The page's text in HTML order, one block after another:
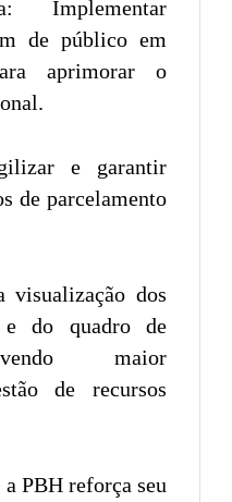
Implementar
de público em
aprimorar o
e garantir
de parcelamento
visualização dos
e do quadro de
maior
de recursos
a PBH reforça seu